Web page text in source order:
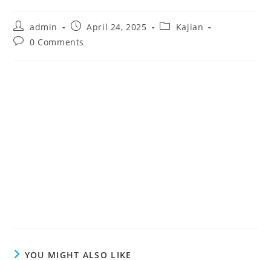
admin April 24, 2025
Kajian
0 Comments
YOU MIGHT ALSO LIKE